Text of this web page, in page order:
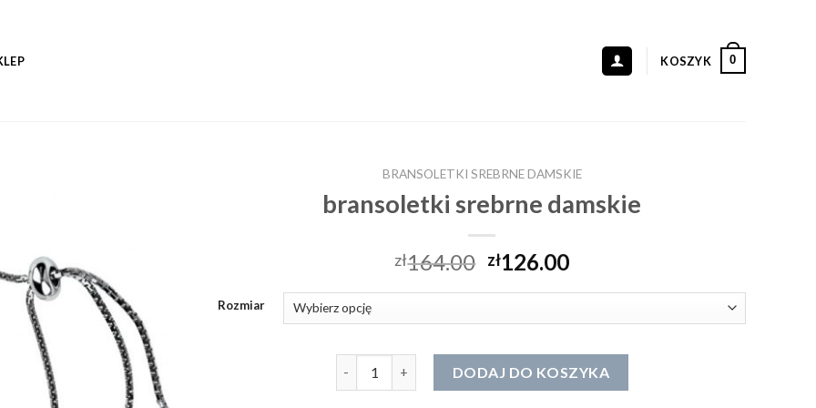
KOSZYK 0
BRANSOLETKI SREBRNE DAMSKIE
bransoletki srebrne damskie
zł164.00 zł126.00
Rozmiar
DODAJ DO KOSZYKA